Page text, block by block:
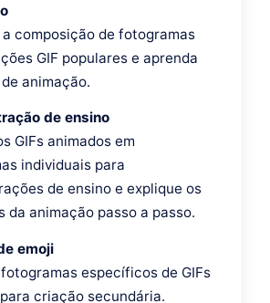
composição de fotogramas
GIF populares e aprenda
animação.
de ensino
GIFs animados em
individuais para
de ensino e explique os
da animação passo a passo.
emoji
específicos de GIFs
criação secundária.